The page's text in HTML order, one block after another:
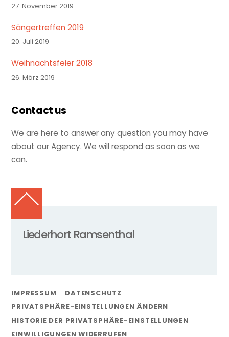
27. November 2019
Sängertreffen 2019
20. Juli 2019
Weihnachtsfeier 2018
26. März 2019
Contact us
We are here to answer any question you may have
about our Agency. We will respond as soon as we
can.
Back
Top
Liederhort Ramsenthal
IMPRESSUM
DATENSCHUTZ
PRIVATSPHÄRE-EINSTELLUNGEN ÄNDERN
HISTORIE DER PRIVATSPHÄRE-EINSTELLUNGEN
EINWILLIGUNGEN WIDERRUFEN